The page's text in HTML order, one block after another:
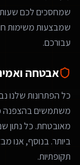
שמחסכים לכם שעות
שמבצעות משימות
עבורכם.
אבטחה
כל הפתרונות שלנו
משתמשים בהצפנה
מאובטחת. כל נתון
ביותר. בנוסף, אנו
תקופתיות.